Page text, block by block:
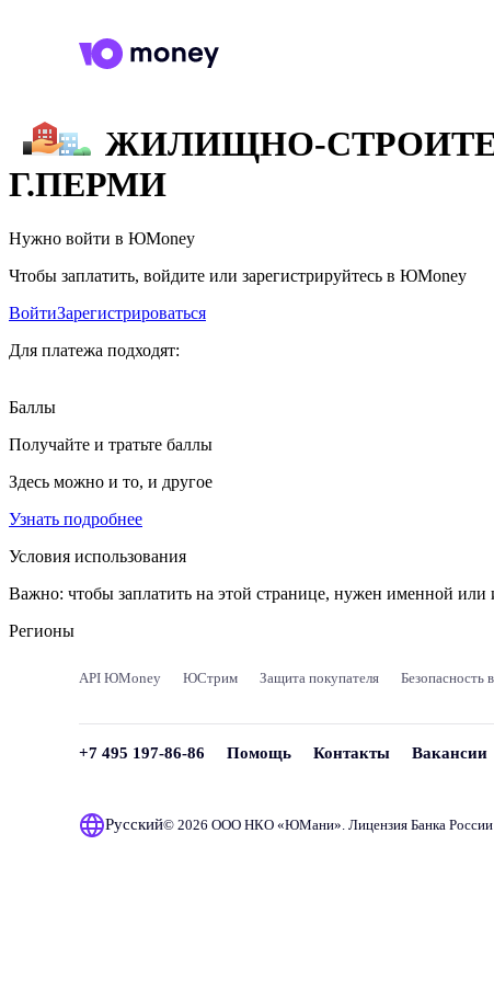
ЖИЛИЩНО-
Г.ПЕРМИ
Нужно войти в ЮMoney
Чтобы заплатить, войдите или зарегистрируйтесь в ЮMoney
ВойтиЗарегистрироваться
Для платежа подходят:
Баллы
Получайте и тратьте баллы
Здесь можно и то, и другое
Узнать подробнее
Условия использования
Важно: чтобы заплатить на этой странице, нужен именной
Регионы
API ЮMoney ЮСтрим Защита покупателя Безопасность
+7 495 197-86-86 Помощь Контакты Вакансии
Русский© 2026 ООО НКО «ЮМани». Лицензия Банка